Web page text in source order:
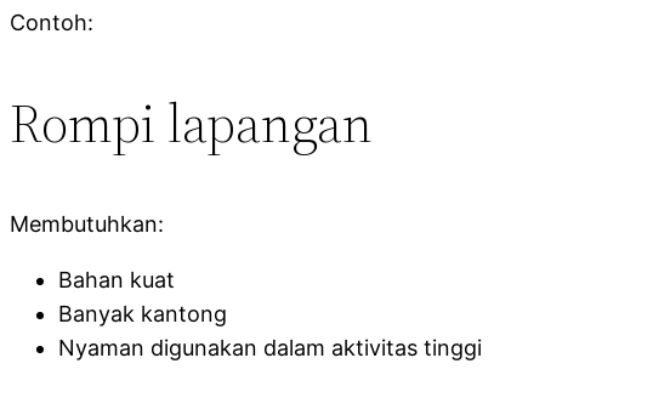
Contoh:
Rompi lapangan
Membutuhkan:
Bahan kuat
Banyak kantong
Nyaman digunakan dalam aktivitas tinggi